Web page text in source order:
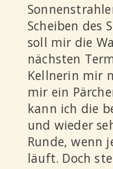
Scheiben des
soll mir die
nächsten
Kellnerin mir
mir ein
kann ich die
und wieder
Runde, wenn
läuft. Doch